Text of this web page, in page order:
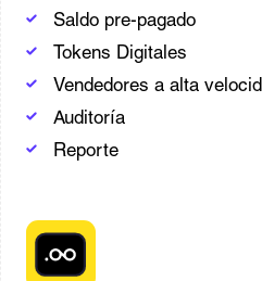
Saldo pre-pagado
Tokens Digitales
Vendedores a alta
Auditoría
Reporte